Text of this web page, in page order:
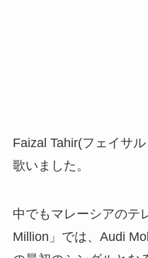
Faizal Tahir(フェイサ
歌いました。
中でもマレーシアのテ
Million」では、Audi